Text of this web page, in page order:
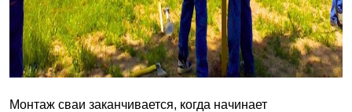
Монтаж сваи заканчивается, когда начинает